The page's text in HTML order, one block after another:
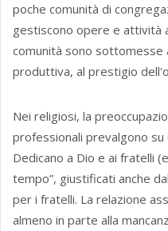
poche comunità di
gestiscono opere e attività
comunità sono sottomesse
produttiva, al prestigio
Nei religiosi, la
professionali prevalgono
Dedicano a Dio e ai fratelli
tempo”, giustificati anche
per i fratelli. La relazione
almeno in parte alla